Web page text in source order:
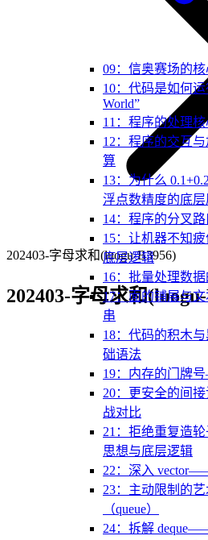
09：信奥赛场的
10：代码是如何
World”
11：程序的处理
12：程序的交互
算
13：为什么
浮点数精度的底层
14：程序的分叉
15：让机器不知
底层逻辑
16：批量处理数
17：面的铺展与
串
18：代码的积木
础语法
19：内存的门牌
20：更安全的间
战对比
21：拒绝重复造
思想与底层逻辑
22：深入
23：主动限制的
（queue）
24：拆解
202403-字母求和(luogu-B3956)
202403-字母求和